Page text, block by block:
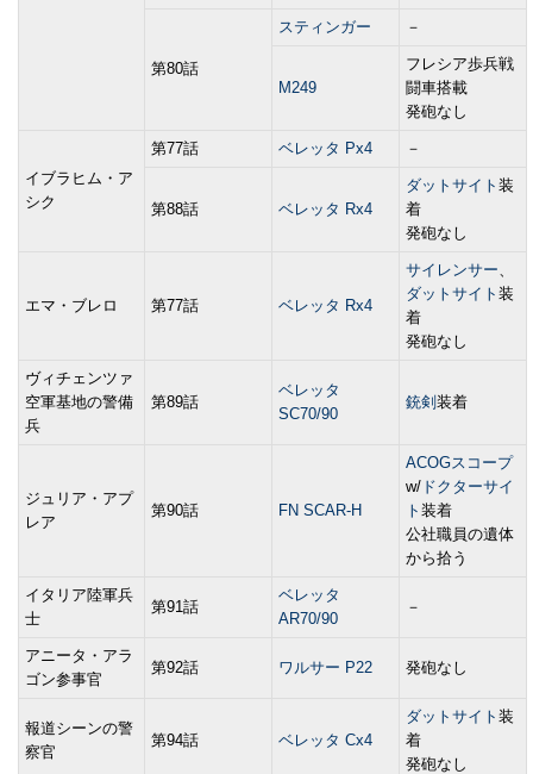
第80話
スティンガー －
M249
フレシア歩兵戦
闘車搭載
発砲なし
イブラヒム・ア
シク
第77話 ベレッタ Px4 －
第88話 ベレッタ Rx4
ダットサイト 装
着
発砲なし
エマ・ブレロ 第77話 ベレッタ Rx4
サイレンサー、
ダットサイト 装
着
発砲なし
ヴィチェンツァ
空軍基地の警備
兵
第89話
ベレッタ
SC70/90
銃剣 装着
ジュリア・アプ
レア
第90話 FN SCAR-H
ACOGスコープ
w/ ドクターサイ
ト 装着
公社職員の遺体
から拾う
イタリア陸軍兵
士
第91話
ベレッタ
AR70/90
－
アニータ・アラ
ゴン参事官
第92話 ワルサー P22 発砲なし
報道シーンの警
察官
第94話 ベレッタ Cx4
ダットサイト 装
着
発砲なし